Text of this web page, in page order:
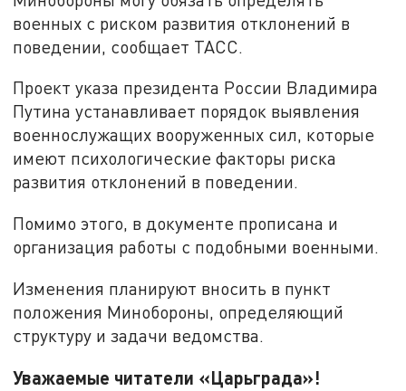
военных с риском развития отклонений в
поведении, сообщает ТАСС.
Проект указа президента России Владимира
Путина устанавливает порядок выявления
военнослужащих вооруженных сил, которые
имеют психологические факторы риска
развития отклонений в поведении.
Помимо этого, в документе прописана и
организация работы с подобными военными.
Изменения планируют вносить в пункт
положения Минобороны, определяющий
структуру и задачи ведомства.
Уважаемые читатели «Царьграда»!